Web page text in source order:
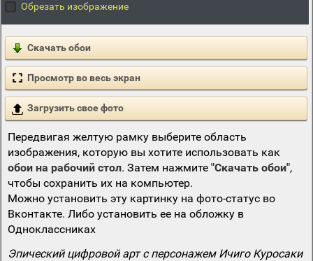
Обрезать изображение
Скачать обои
Просмотр во весь экран
Загрузить свое фото
Передвигая желтую рамку выберите область
изображения, которую вы хотите использовать как
обои на рабочий стол. Затем нажмите "Скачать обои",
чтобы сохранить их на компьютер.
Можно установить эту картинку на фото-статус во
Вконтакте. Либо установить ее на обложку в
Одноклассниках
Эпический цифровой арт с персонажем Ичиго Куросаки